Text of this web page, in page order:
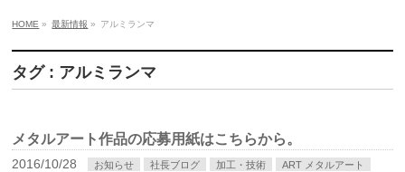
HOME » 最新情報 » アルミランマ
タグ : アルミランマ
メタルアート作品の応募用紙はこちらから。
2016/10/28 お知らせ 社長ブログ 加工・技術 ART メタルアート